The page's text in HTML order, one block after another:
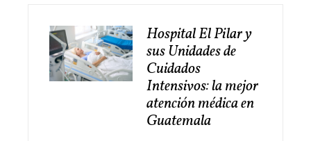
Hospital El Pilar y
sus Unidades de
Cuidados
Intensivos: la mejor
atención médica en
Guatemala